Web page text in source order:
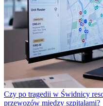
Czy po tragedii w Świdnicy
przewozów między szpitalami?